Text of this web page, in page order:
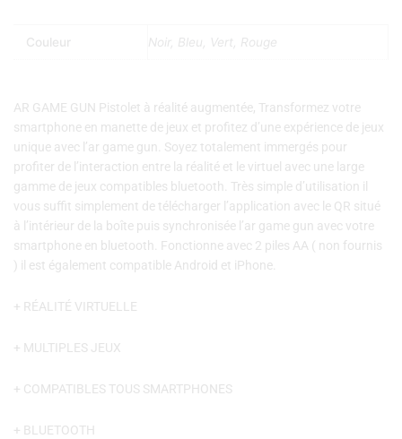
Couleur Noir, Bleu, Vert, Rouge
AR GAME GUN Pistolet à réalité augmentée, Transformez votre
smartphone en manette de jeux et profitez d’une expérience de jeux
unique avec l’ar game gun. Soyez totalement immergés pour
profiter de l’interaction entre la réalité et le virtuel avec une large
gamme de jeux compatibles bluetooth. Très simple d’utilisation il
vous suffit simplement de télécharger l’application avec le QR situé
à l’intérieur de la boîte puis synchronisée l’ar game gun avec votre
smartphone en bluetooth. Fonctionne avec 2 piles AA ( non fournis
) il est également compatible Android et iPhone.
+ RÉALITÉ VIRTUELLE
+ MULTIPLES JEUX
+ COMPATIBLES TOUS SMARTPHONES
+ BLUETOOTH